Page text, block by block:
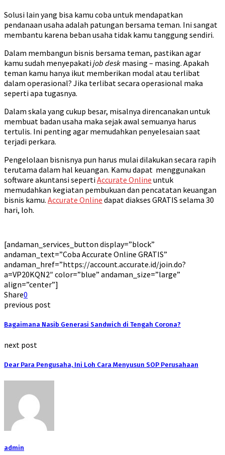
Solusi lain yang bisa kamu coba untuk mendapatkan
pendanaan usaha adalah patungan bersama teman. Ini sangat
membantu karena beban usaha tidak kamu tanggung sendiri.
Dalam membangun bisnis bersama teman, pastikan agar
kamu sudah menyepakatijob desk masing – masing. Apakah
teman kamu hanya ikut memberikan modal atau terlibat
dalam operasional? Jika terlibat secara operasional maka
seperti apa tugasnya.
Dalam skala yang cukup besar, misalnya direncanakan untuk
membuat badan usaha maka sejak awal semuanya harus
tertulis. Ini penting agar memudahkan penyelesaian saat
terjadi perkara.
Pengelolaan bisnisnya pun harus mulai dilakukan secara rapih
terutama dalam hal keuangan. Kamu dapat menggunakan
software akuntansi sepertiAccurate Online untuk
memudahkan kegiatan pembukuan dan pencatatan keuangan
bisnis kamu. Accurate Online dapat diakses GRATIS selama 30
hari, loh.
[andaman_services_button display=”block”
andaman_text=”Coba Accurate Online GRATIS”
andaman_href=”https://account.accurate.id/join.do?
a=VP20KQN2″ color=”blue” andaman_size=”large”
align=”center”]
Share0
previous post
Bagaimana Nasib Generasi Sandwich di Tengah Corona?
next post
Dear Para Pengusaha, Ini Loh Cara Menyusun SOP Perusahaan
admin